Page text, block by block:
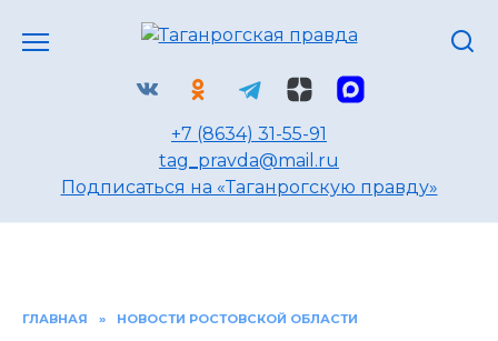
+7 (8634) 31-55-91
tag_pravda@mail.ru
Подписаться на «Таганрогскую правду»
ГЛАВНАЯ » НОВОСТИ РОСТОВСКОЙ ОБЛАСТИ